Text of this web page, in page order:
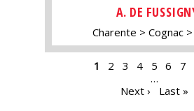
A. DE
Charente Cognac
1 2 3 4 5 6 7
…
Next ›
Last »